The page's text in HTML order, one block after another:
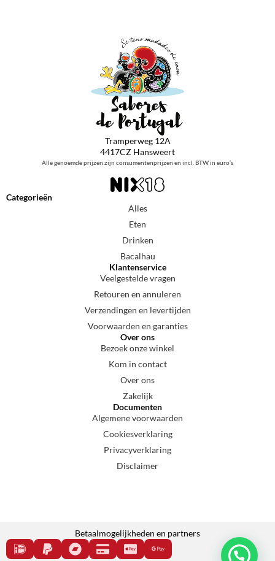
Tramperweg 12A
4417CZ Hansweert
Alle genoemde prijzen zijn consumentenprijzen en incl. BTW in euro’s
Categorieën
Alles
Eten
Drinken
Bacalhau
Klantenservice
Veelgestelde vragen
Retouren en annuleren
Verzendingen en levertijden
Voorwaarden en garanties
Over ons
Bezoek onze winkel
Kom in contact
Over ons
Zakelijk
Documenten
Algemene voorwaarden
Cookiesverklaring
Privacyverklaring
Disclaimer
Betaalmogelijkheden en partners